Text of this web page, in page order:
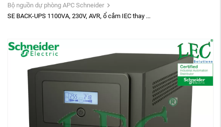
Bộ nguồn dự phòng APC Schneider
SE BACK-UPS 1100VA, 230V, AVR, ổ cắm IEC thay ...